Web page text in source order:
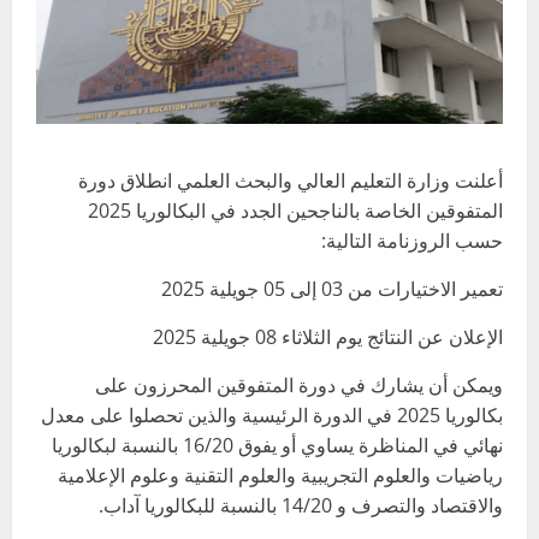
أعلنت وزارة التعليم العالي والبحث العلمي انطلاق دورة
المتفوقين الخاصة بالناجحين الجدد في البكالوريا 2025
حسب الروزنامة التالية:
تعمير الاختيارات من 03 إلى 05 جويلية 2025
الإعلان عن النتائج يوم الثلاثاء 08 جويلية 2025
ويمكن أن يشارك في دورة المتفوقين المحرزون على
بكالوريا 2025 في الدورة الرئيسية والذين تحصلوا على معدل
نهائي في المناظرة يساوي أو يفوق 16/20 بالنسبة لبكالوريا
رياضيات والعلوم التجريبية والعلوم التقنية وعلوم الإعلامية
والاقتصاد والتصرف و 14/20 بالنسبة للبكالوريا آداب.